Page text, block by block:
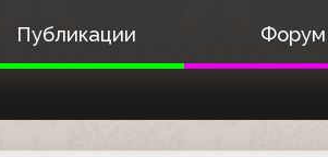
Публикации Форум